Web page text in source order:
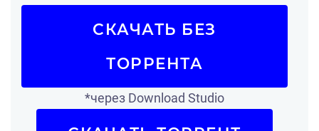
СКАЧАТЬ БЕЗ
ТОРРЕНТА
*через Download Studio